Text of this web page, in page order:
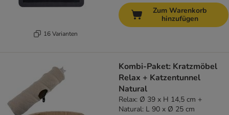
16 Varianten
Zum Warenkorb
hinzufügen
Kombi-Paket: Kratzmöbel
Relax + Katzentunnel
Natural
Relax: Ø 39 x H 14,5 cm +
Natural: L 90 x Ø 25 cm